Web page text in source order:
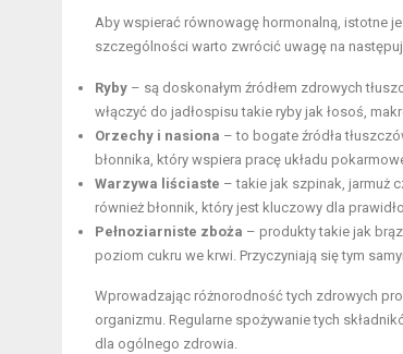
Aby wspierać równowagę hormonalną, istotne
szczególności warto zwrócić uwagę na
Ryby – są doskonałym źródłem zdrowych
włączyć do jadłospisu takie ryby jak łosoś,
Orzechy i nasiona – to bogate źródła
błonnika, który wspiera pracę układu
Warzywa liściaste – takie jak szpinak, jarmuż
również błonnik, który jest kluczowy dla
Pełnoziarniste zboża – produkty takie jak
poziom cukru we krwi. Przyczyniają się tym
Wprowadzając różnorodność tych zdrowych
organizmu. Regularne spożywanie tych
dla ogólnego zdrowia.